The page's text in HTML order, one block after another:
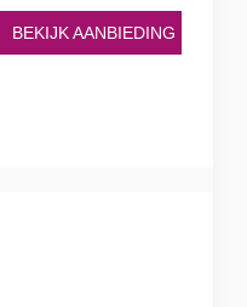
BEKIJK AANBIEDING